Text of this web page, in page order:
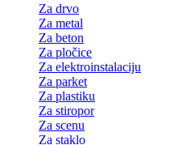
Za drvo
Za metal
Za beton
Za pločice
Za elektroinstalaciju
Za parket
Za plastiku
Za stiropor
Za scenu
Za staklo